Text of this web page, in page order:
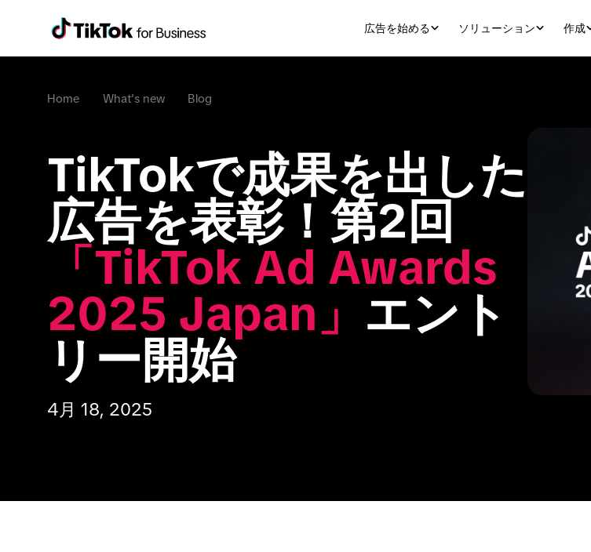
広告を始める ソリューション 作成
Home What's new Blog
TikTokで成果を出した
広告を表彰！第2回
「TikTok Ad Awards
2025 Japan」 エント
リー開始
4月 18, 2025